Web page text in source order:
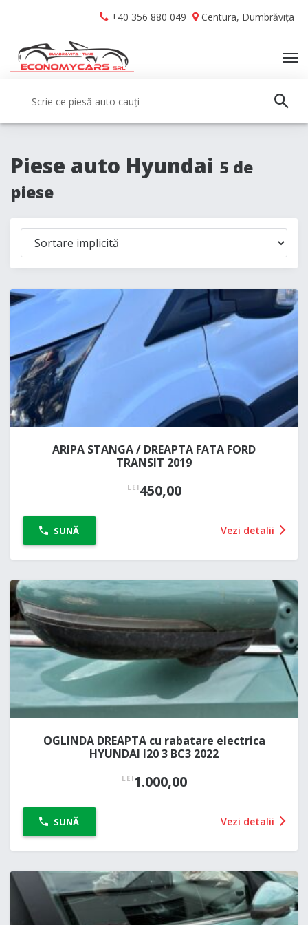
navigation
content
+40 356 880 049 Centura, Dumbrăvița
Piese auto Hyundai 5 de
piese
ARIPA STANGA / DREAPTA FATA FORD
TRANSIT 2019
LEI450,00
SUNĂ Vezi detalii
OGLINDA DREAPTA cu rabatare electrica
HYUNDAI I20 3 BC3 2022
LEI1.000,00
SUNĂ Vezi detalii